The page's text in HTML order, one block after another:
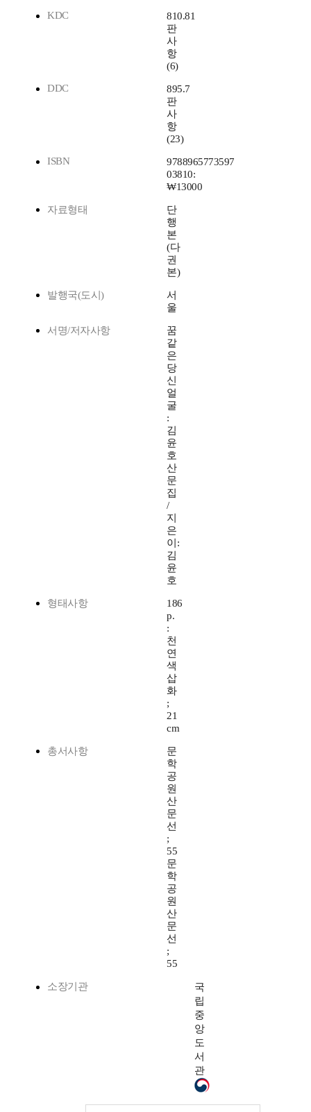
KDC
810.81
판
사
항
(6)
DDC
895.7
판
사
항
(23)
ISBN
9788965773597
03810:
₩13000
자료형태
단
행
본
(다
권
본)
발행국(도시)
서
울
서명/저자사항
꿈
같
은
당
신
얼
굴
:
김
윤
호
산
문
집
/
지
은
이:
김
윤
호
형태사항
186
p.
:
천
연
색
삽
화
;
21
cm
총서사항
문
학
공
원
산
문
선
;
55
문
학
공
원
산
문
선
;
55
소장기관
국
립
중
앙
도
서
관